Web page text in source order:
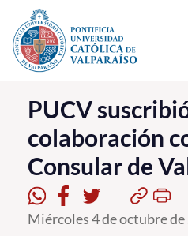
Click acá para ir directamente al
La Universidad
Investigación, Creación e
PUCV Internacional
Vinculación con el Medio
PUCV
colaboración
Consular de
Miércoles 4 de octubre